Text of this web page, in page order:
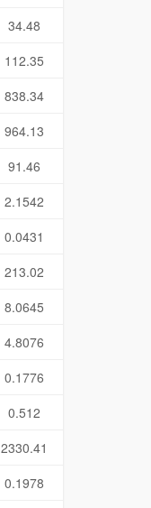
34.48
112.35
838.34
964.13
91.46
2.1542
0.0431
213.02
8.0645
4.8076
0.1776
0.512
2330.41
0.1978